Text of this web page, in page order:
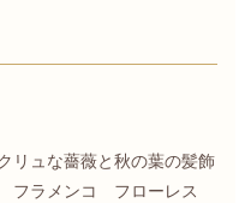
リュな薔薇と秋の葉の髪飾
フラメンコ フローレス